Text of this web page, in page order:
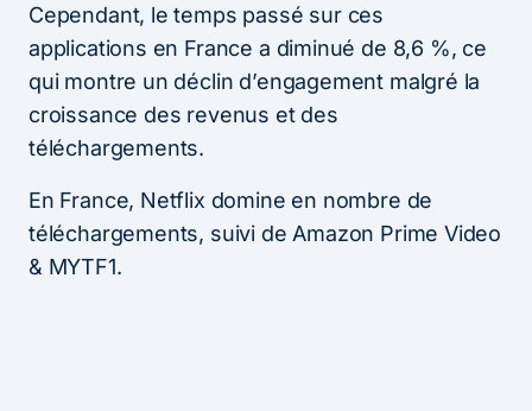
Cependant, le temps passé sur ces
applications en France a diminué de 8,6 %, ce
qui montre un déclin d’engagement malgré la
croissance des revenus et des
téléchargements.
En France, Netflix domine en nombre de
téléchargements, suivi de Amazon Prime Video
& MYTF1.